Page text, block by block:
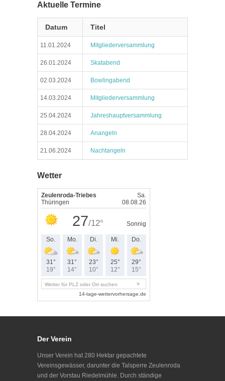
Aktuelle Termine
Datum Titel
11.01.2024 Mitgliederversammlung
26.01.2024 Skatabend
02.03.2024 Bowlingabend
14.03.2024 Mitgliederversammlung
25.04.2024 Jahreshauptversammlung
28.04.2024 Anangeln
21.06.2024 Nachtangeln
Wetter
Der Verein
Unser Verein hat 280 Hektar gepachtete
Vereinsgewässer, darunter die Talsperre Zeulenroda
und der Vorstau Riedelmühle. Durch ständige